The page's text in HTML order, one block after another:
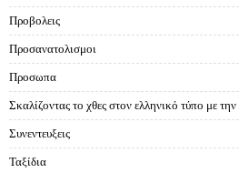
Προβολεις
Προσανατολισμοι
Προσωπα
Σκαλίζοντας το χθες στον ελληνικό τύπο με
Συνεντευξεις
Ταξίδια